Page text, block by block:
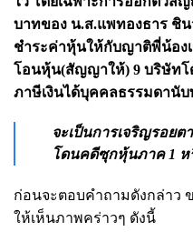
บาทของ น.ส.แพทองธาร ชิน
ชำระค่าหุ้นให้กับญาติพี่น้อง
โอนหุ้น(สัญญาให้) 9 บริษัทโ
ภาษีเงินได้บุคคลธรรมดานั
จะเป็นการเจริญรอย
โดนคดีซุกหุ้นภาค 1
ก่อนจะตอบคำถามดังกล่าว
ให้เห็นภาพคร่าวๆ ดังนี้